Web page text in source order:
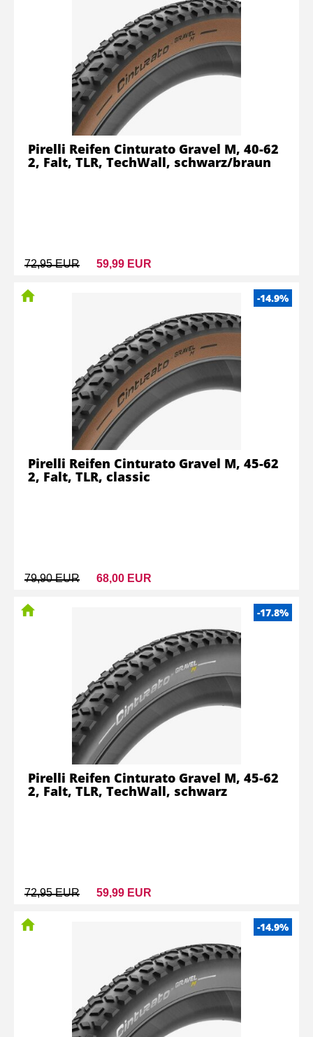
72,95 EUR 59,99 EUR
Pirelli Reifen Cinturato Gravel M, 40-62
2, Falt, TLR, TechWall, schwarz/braun
-14.9%
79,90 EUR 68,00 EUR
Pirelli Reifen Cinturato Gravel M, 45-62
2, Falt, TLR, classic
-17.8%
72,95 EUR 59,99 EUR
Pirelli Reifen Cinturato Gravel M, 45-62
2, Falt, TLR, TechWall, schwarz
-14.9%